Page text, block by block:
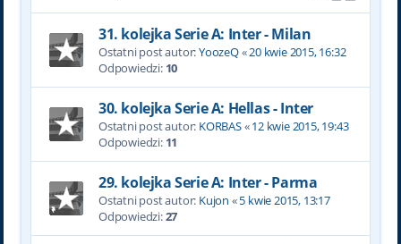
31. kolejka Serie A: Inter - Milan
Ostatni post autor:YoozeQ«20 kwie 2015, 16:32
Odpowiedzi: 10
30. kolejka Serie A: Hellas - Inter
Ostatni post autor: KORBAS«12 kwie 2015, 19:43
Odpowiedzi: 11
29. kolejka Serie A: Inter - Parma
Ostatni post autor: Kujon «5 kwie 2015, 13:17
Odpowiedzi:27